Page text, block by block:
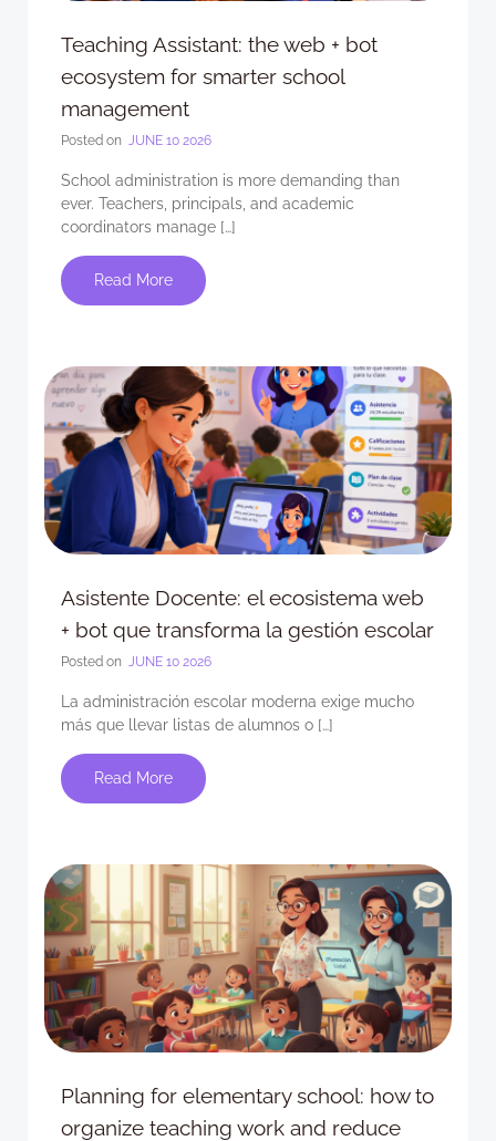
Teaching Assistant: the web + bot
ecosystem for smarter school
management
Posted on JUNE 10 2026
School administration is more demanding than
ever. Teachers, principals, and academic
coordinators manage […]
Read More
Asistente Docente: el ecosistema web
+ bot que transforma la gestión escolar
Posted on JUNE 10 2026
La administración escolar moderna exige mucho
más que llevar listas de alumnos o […]
Read More
Planning for elementary school: how to
organize teaching work and reduce